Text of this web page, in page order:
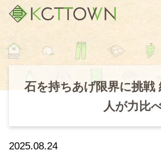
石を持ちあげ限界に挑戦
人が力比
2025.08.24